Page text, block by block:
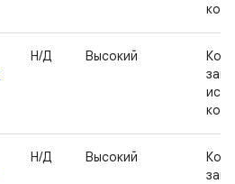
Н/Д Высокий
Н/Д Высокий